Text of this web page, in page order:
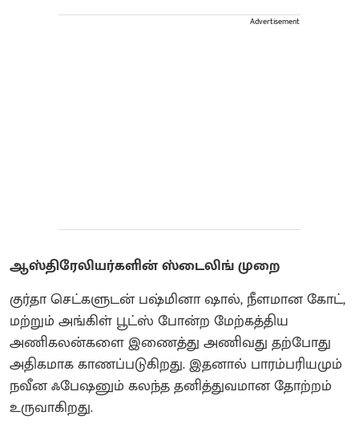
Advertisement
ஆஸ்திரேலியர்களின் ஸ்டைலிங் முறை
குர்தா செட்களுடன் பஷ்மினா ஷால், நீளமான கோட்,
மற்றும் அங்கிள் பூட்ஸ் போன்ற மேற்கத்திய
அணிகலன்களை இணைத்து அணிவது தற்போது
அதிகமாக காணப்படுகிறது. இதனால் பாரம்பரியமும்
நவீன ஃபேஷனும் கலந்த தனித்துவமான தோற்றம்
உருவாகிறது.